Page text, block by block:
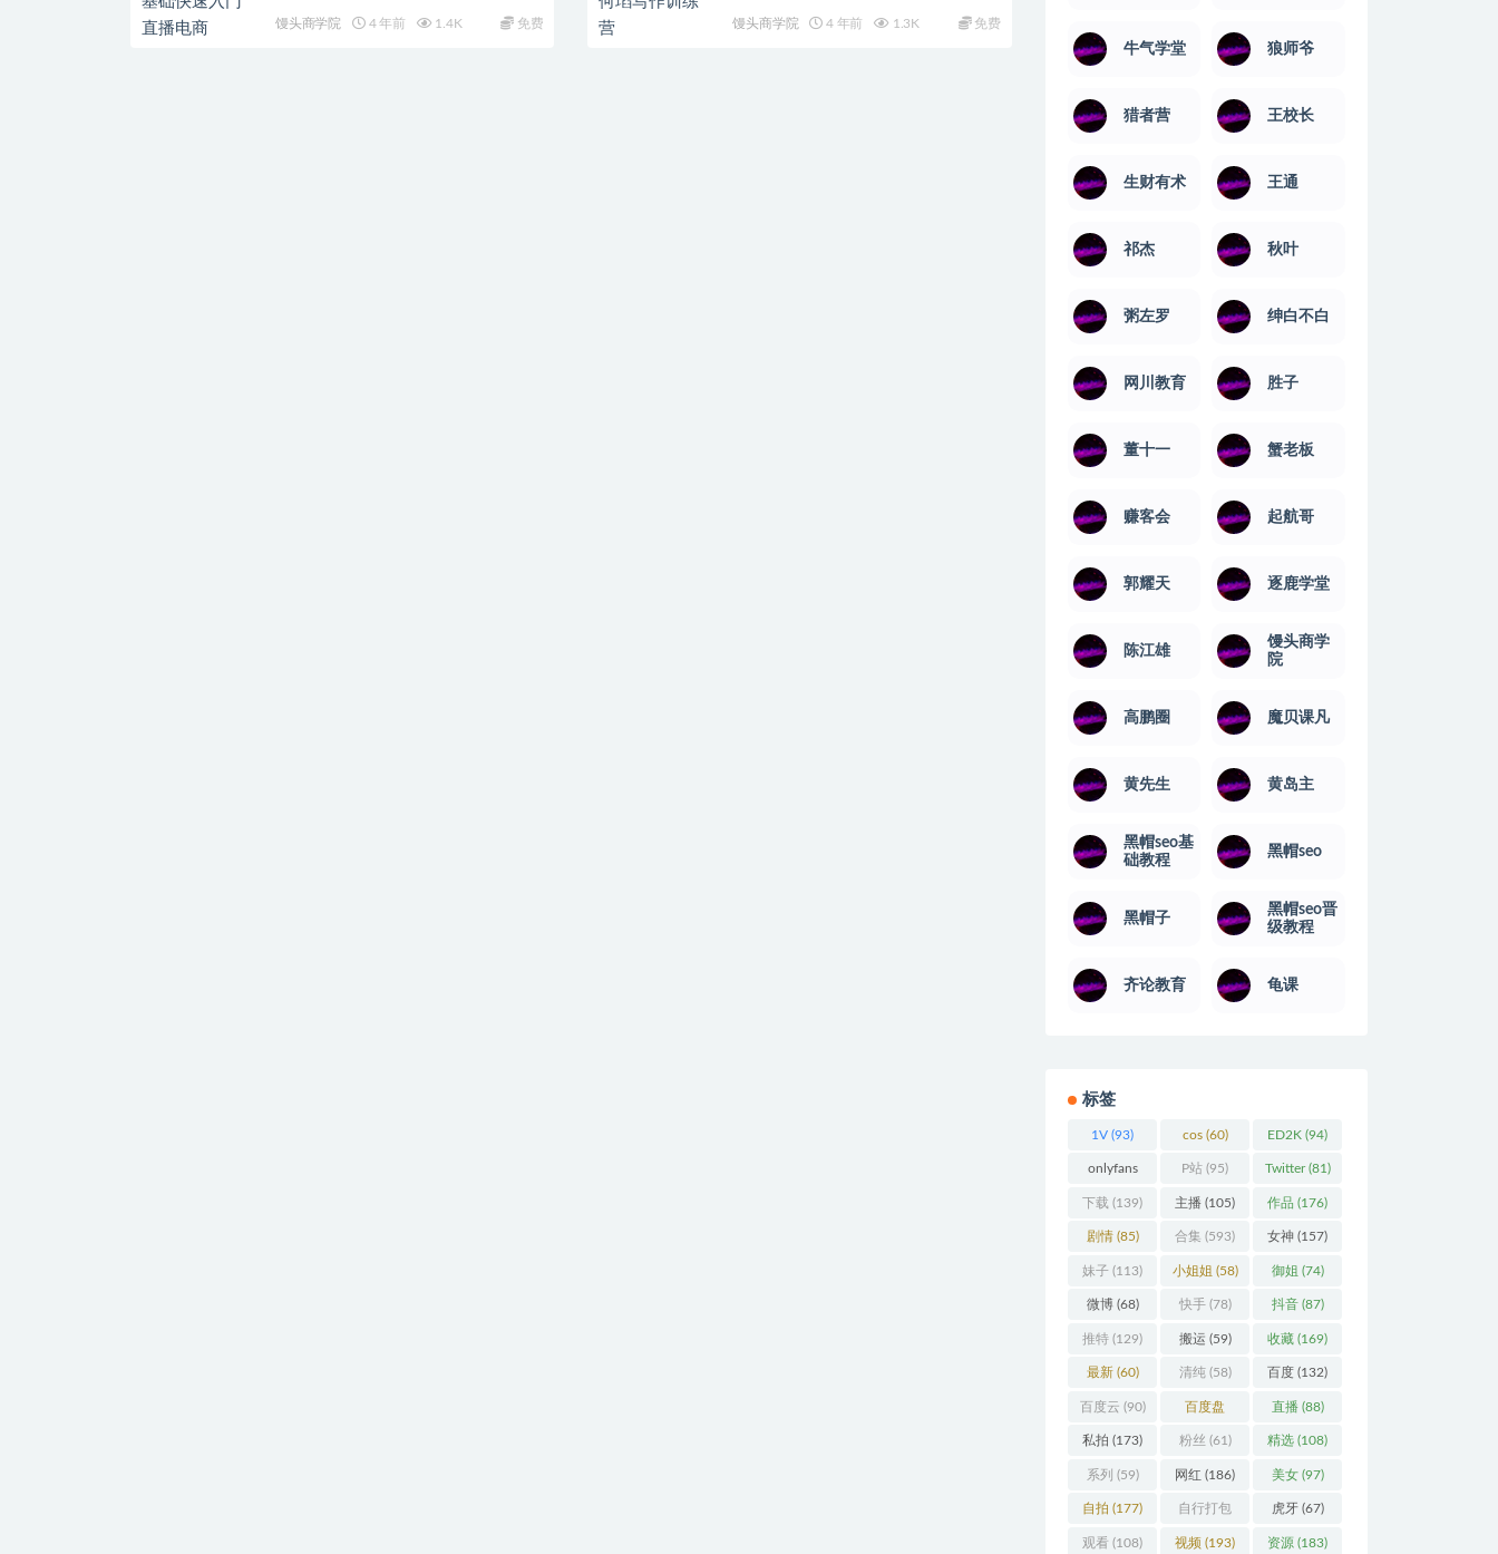
馒头商学院 4 年前 1.4K 免费 馒头商学院 4 年前 1.3K 免费
牛气学堂 狼师爷
猎者营 王校长
生财有术 王通
祁杰 秋叶
粥左罗 绅白不白
网川教育 ​胜子
董十一 蟹老板
赚客会 起航哥
郭耀天 逐鹿学堂
陈江雄
馒头商学
院
高鹏圈 魔贝课凡
黄先生 黄岛主
黑帽seo基
础教程
黑帽seo
黑帽子
黑帽seo晋
级教程
齐论教育 龟课
标签
1V (93) cos(60) ED2K (94)
onlyfans
(106)
P站 (95) Twitter(81)
下载 (139) 主播 (105) 作品 (176)
剧情(85) 合集 (593) 女神 (157)
妹子 (113) 小姐姐 (58) 御姐 (74)
微博(68) 快手(78) 抖音(87)
推特 (129) 搬运 (59) 收藏 (169)
最新(60) 清纯(58) 百度 (132)
百度云 (90) 百度盘
(360)
直播(88)
私拍 (173) 粉丝 (61) 精选 (108)
系列 (59) 网红 (186) 美女(97)
自拍 (177) 自行打包
(93)
虎牙(67)
观看 (108) 视频 (193) 资源 (183)